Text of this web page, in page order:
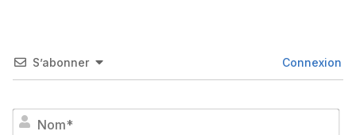
S’abonner Connexion